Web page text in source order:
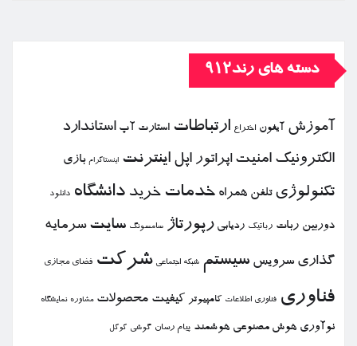
دسته های رند912
آموزش آیفون اختراع ارتباطات استارت آپ استاندارد
الكترونیك امنیت اپراتور اپل اینترنت اینستاگرام بازی
تكنولوژی تلفن همراه خدمات خرید دانشگاه دانلود
دوربین ربات رباتیك ردیابی رپورتاژ سامسونگ سایت سرمایه
گذاری سرویس سیستم شبكه اجتماعی شركت فضای مجازی
فناوری فناوری اطلاعات كامپیوتر كیفیت محصولات مشاوره نمایشگاه
نوآوری هوش مصنوعی هوشمند پیام رسان گوشی گوگل